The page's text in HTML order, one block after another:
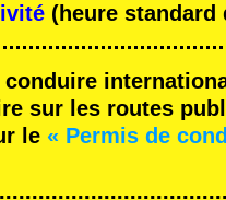
(heure standard
sur les routes
le « Permis de